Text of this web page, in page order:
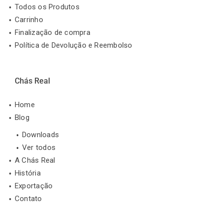
Todos os Produtos
Carrinho
Finalização de compra
Política de Devolução e Reembolso
Chás Real
Home
Blog
Downloads
Ver todos
A Chás Real
História
Exportação
Contato